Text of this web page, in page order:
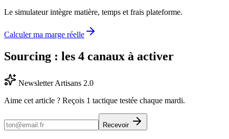
Le simulateur intègre matière, temps et frais plateforme.
Calculer ma marge réelle
Sourcing : les 4 canaux à activer
Newsletter Artisans 2.0
Aime cet article ? Reçois 1 tactique testée chaque mardi.
Recevoir